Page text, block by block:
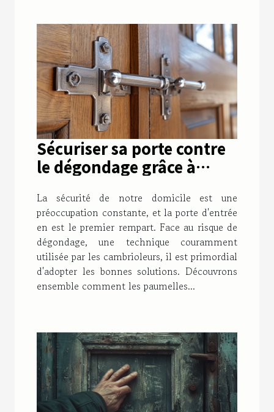
Sécuriser sa porte contre
le dégondage grâce à
anti-dégondage
La sécurité de notre domicile est une
préoccupation constante, et la porte d'entrée
en est le premier rempart. Face au risque de
dégondage, une technique couramment
utilisée par les cambrioleurs, il est primordial
d'adopter les bonnes solutions. Découvrons
ensemble comment les paumelles...